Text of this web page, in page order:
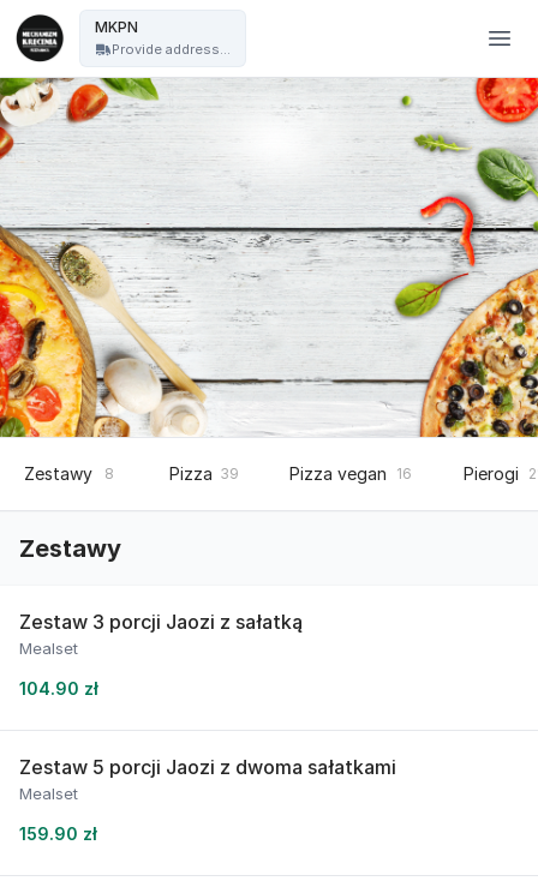
MKPN
Provide address...
Zestawy 8 Pizza 39 Pizza vegan 16 Pierogi
Zestawy
Zestaw 3 porcji Jaozi z sałatką
Mealset
104.90 zł
Zestaw 5 porcji Jaozi z dwoma sałatkami
Mealset
159.90 zł